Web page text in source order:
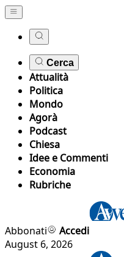
Cerca
Attualità
Politica
Mondo
Agorà
Podcast
Chiesa
Idee e Commenti
Economia
Rubriche
Abbonati
Accedi
August 6, 2026